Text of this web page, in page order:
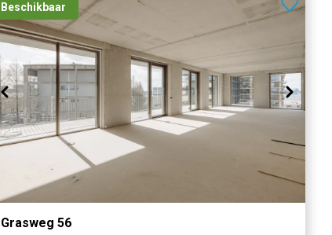
Beschikbaar
Grasweg 56